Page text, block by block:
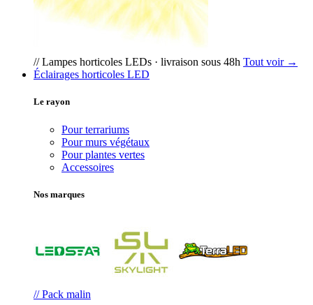
// Lampes horticoles LEDs · livraison sous 48h Tout voir →
Éclairages horticoles LED
Le rayon
Pour terrariums
Pour murs végétaux
Pour plantes vertes
Accessoires
Nos marques
// Pack malin